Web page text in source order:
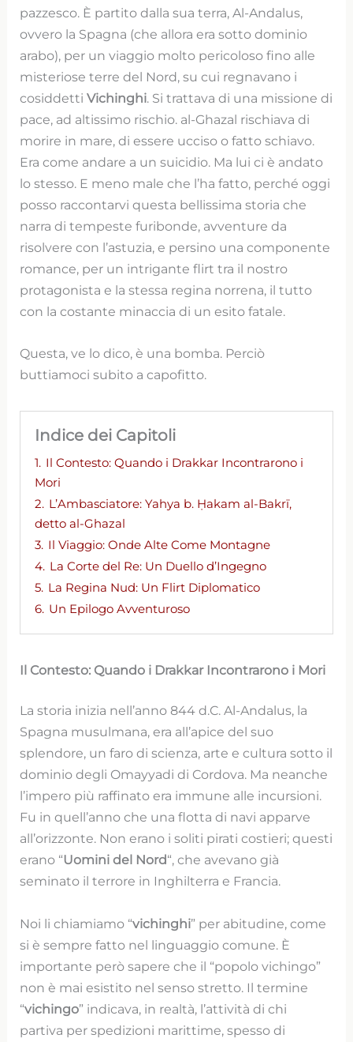
pazzesco. È partito dalla sua terra, Al-Andalus,
ovvero la Spagna (che allora era sotto dominio
arabo), per un viaggio molto pericoloso fino alle
misteriose terre del Nord, su cui regnavano i
cosiddettiVichinghi. Si trattava di una missione di
pace, ad altissimo rischio. al-Ghazal rischiava di
morire in mare, di essere ucciso o fatto schiavo.
Era come andare a un suicidio. Ma lui ci è andato
lo stesso. E meno male che l’ha fatto, perché oggi
posso raccontarvi questa bellissima storia che
narra di tempeste furibonde, avventure da
risolvere con l’astuzia, e persino una componente
romance, per un intrigante flirt tra il nostro
protagonista e la stessa regina norrena, il tutto
con la costante minaccia di un esito fatale.
Questa, ve lo dico, è una bomba. Perciò
buttiamoci subito a capofitto.
Indice dei Capitoli
1. Il Contesto: Quando i Drakkar Incontrarono i
Mori
2. L’Ambasciatore: Yahya b. Ḥakam al-Bakrī,
detto al-Ghazal
3. Il Viaggio: Onde Alte Come Montagne
4. La Corte del Re: Un Duello d’Ingegno
5. La Regina Nud: Un Flirt Diplomatico
6. Un Epilogo Avventuroso
Il Contesto: Quando i Drakkar Incontrarono i Mori
La storia inizia nell’anno 844 d.C. Al-Andalus, la
Spagna musulmana, era all’apice del suo
splendore, un faro di scienza, arte e cultura sotto il
dominio degli Omayyadi di Cordova. Ma neanche
l’impero più raffinato era immune alle incursioni.
Fu in quell’anno che una flotta di navi apparve
all’orizzonte. Non erano i soliti pirati costieri; questi
erano “Uomini del Nord“, che avevano già
seminato il terrore in Inghilterra e Francia.
Noi li chiamiamo “vichinghi” per abitudine, come
si è sempre fatto nel linguaggio comune. È
importante però sapere che il “popolo vichingo”
non è mai esistito nel senso stretto. Il termine
“vichingo” indicava, in realtà, l’attività di chi
partiva per spedizioni marittime, spesso di